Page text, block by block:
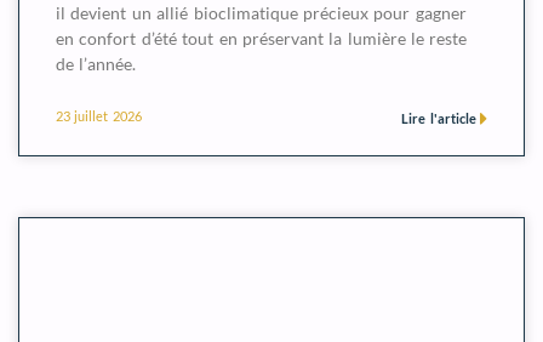
il devient un allié bioclimatique précieux pour gagner
en confort d’été tout en préservant la lumière le reste
de l’année.
Lire l'article
23 juillet 2026